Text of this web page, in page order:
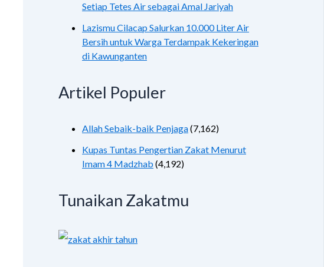
Setiap Tetes Air sebagai Amal Jariyah
Lazismu Cilacap Salurkan 10.000 Liter Air
Bersih untuk Warga Terdampak Kekeringan
di Kawunganten
Artikel Populer
Allah Sebaik-baik Penjaga(7,162)
Kupas Tuntas Pengertian Zakat Menurut
Imam 4 Madzhab (4,192)
Tunaikan Zakatmu